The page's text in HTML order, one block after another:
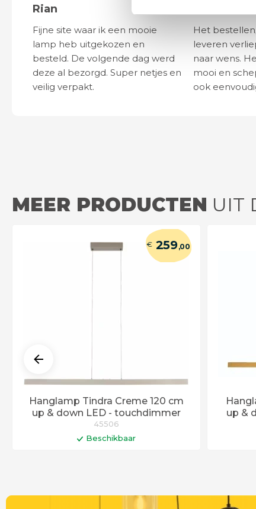
Rian
Fijne site waar ik een mooie
lamp heb uitgekozen en
besteld. De volgende dag werd
deze al bezorgd. Super netjes en
veilig verpakt.
Het
leveren
naar wens.
mooi en
ook
MEER PRODUCTEN UIT
Hanglamp Tindra Creme 120 cm
up & down LED - touchdimmer
€ 259,00
45506
Beschikbaar
up &